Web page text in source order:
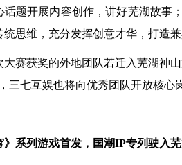
话题开展内容创作，讲好芜湖故事
统思维，充分发挥创意才华，打造
大赛获奖的外地团队若迁入芜湖神
三七互娱也将向优秀团队开放核心
》系列游戏首发，国潮IP专列驶入